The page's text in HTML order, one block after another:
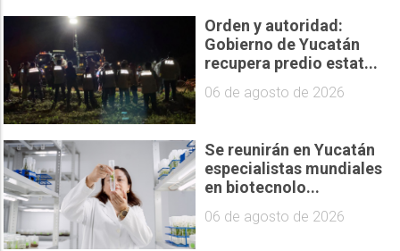
Orden y autoridad:
Gobierno de Yucatán
recupera predio estat...
06 de agosto de 2026
Se reunirán en Yucatán
especialistas mundiales
en biotecnolo...
06 de agosto de 2026